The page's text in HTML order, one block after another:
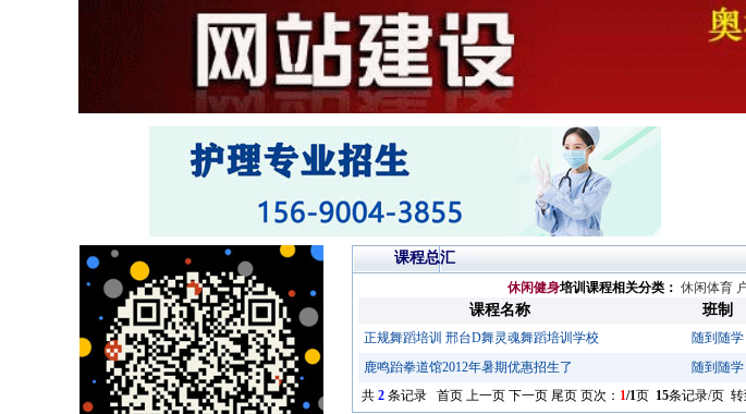
课程总汇
休闲健身培训课程相关分类： 休闲体育
课程名称 班制
正规舞蹈培训 邢台D舞灵魂舞蹈培训学校 随到随学
鹿鸣跆拳道馆2012年暑期优惠招生了
随到随学
共 2 条记录 首页 上一页 下一页 尾页 页次： 1/1页 15条记录/页 转